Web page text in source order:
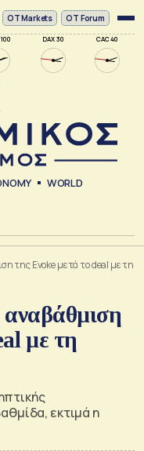
DAX 30 CAC 40
ΟΤ Markets OT Forum
WORLD
της Evoke μετά το deal με τη
αναβάθμιση
με τη
εκτιμά η